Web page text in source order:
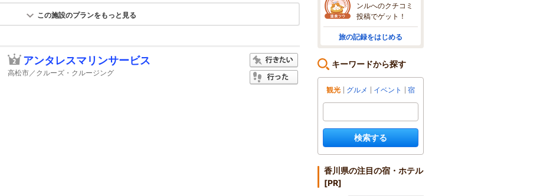
この施設のプランをもっと見る
アンタレスマリンサービス
高松市／クルーズ・クルージング
ンルへのクチコミ
投稿でゲット！
旅の記録をはじめる
キーワードから探す
観光 グルメ イベント 宿
検索する
香川県の注目の宿・ホテル
[PR]